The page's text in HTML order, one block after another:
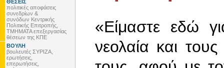
ΘΕΣΕΙΣ
πολιτικές αποφάσεις
συνεδρίων &
συνόδων Κεντρικής
Πολιτικής Επιτροπής,
ΤΜΗΜΑΤΑ επεξεργασίας
θέσεων της ΚΠΕ
ΒΟΥΛΗ
βουλευτές ΣΥΡΙΖΑ,
ερωτήσεις,
επερωτήσεις,
«Είμαστε εδώ
νεολαία και